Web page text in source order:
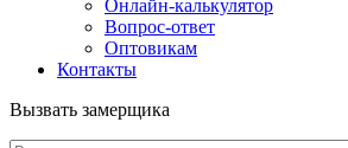
Онлайн-калькулятор
Вопрос-ответ
Оптовикам
Контакты
Вызвать замерщика